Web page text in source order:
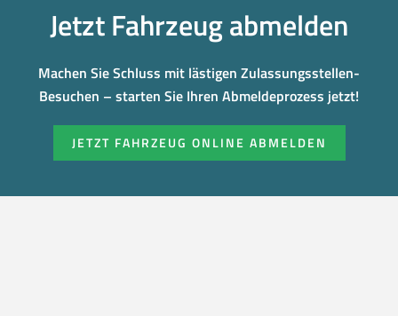
Jetzt Fahrzeug abmelden
Machen Sie Schluss mit lästigen Zulassungsstellen-
Besuchen – starten Sie Ihren Abmeldeprozess jetzt!
JETZT FAHRZEUG ONLINE ABMELDEN